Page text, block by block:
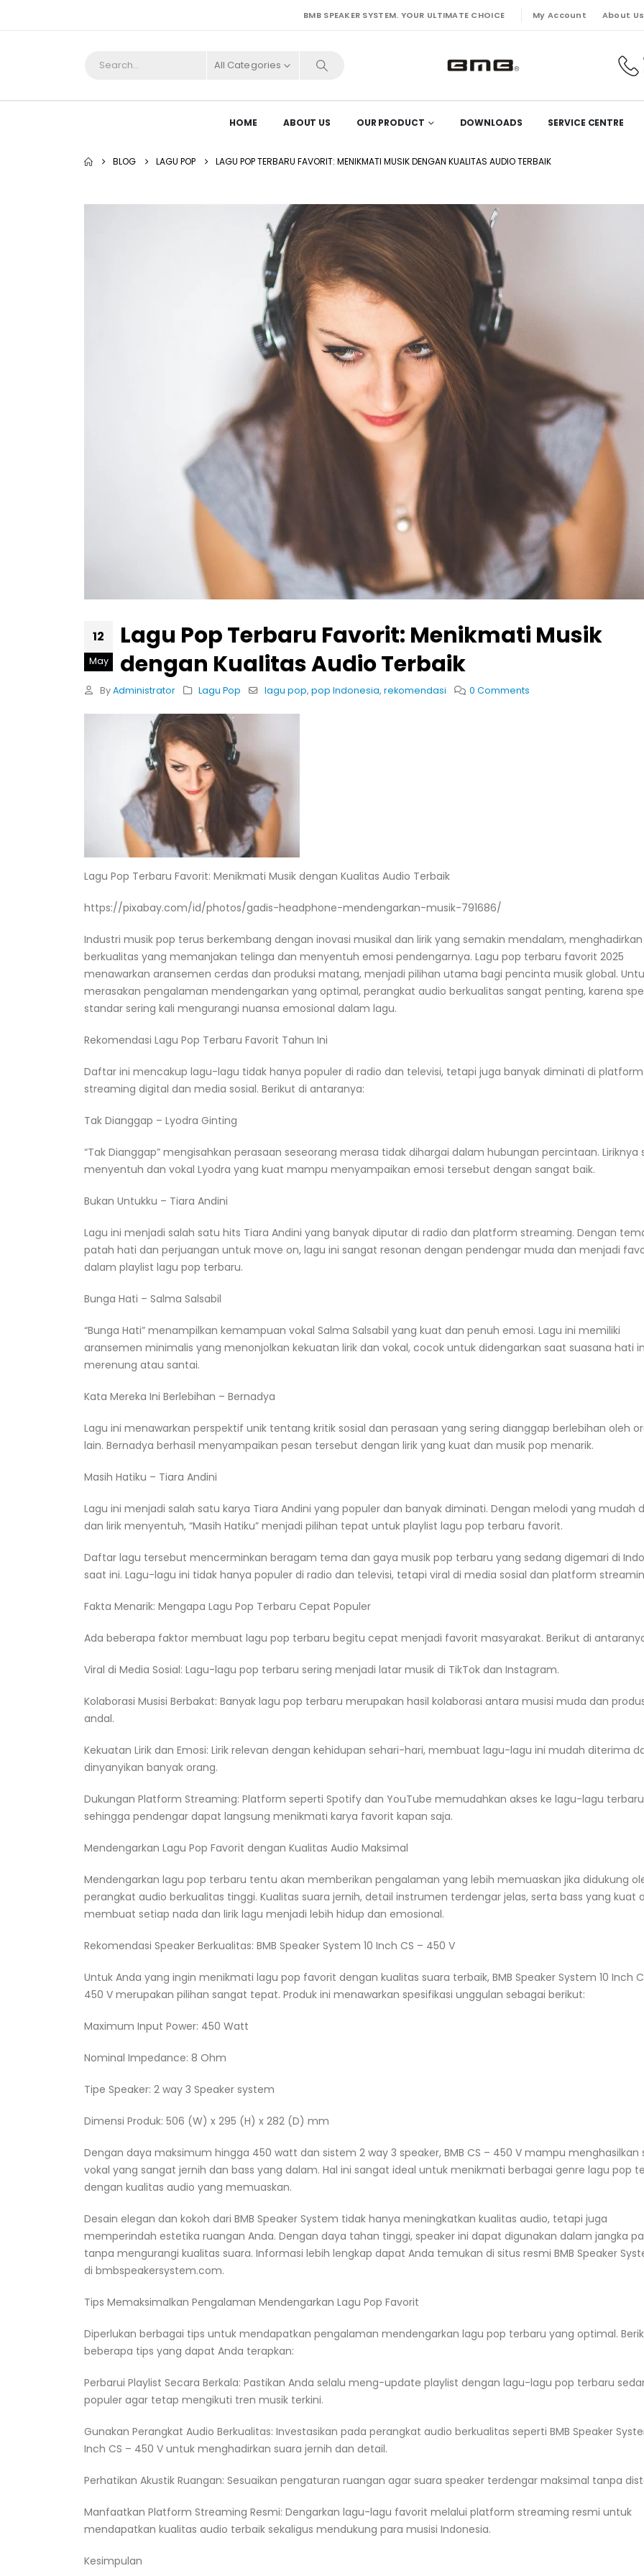
BMB SPEAKER SYSTEM. YOUR ULTIMATE CHOICE My Account About Us
All Categories
HOME ABOUT US OUR PRODUCT DOWNLOADS SERVICE CENTRE
BLOG LAGU POP LAGU POP TERBARU FAVORIT: MENIKMATI MUSIK DENGAN KUALITAS AUDIO TERBAIK
12
May
Lagu Pop Terbaru Favorit: Menikmati Musik
dengan Kualitas Audio Terbaik
By Administrator Lagu Pop lagu pop, pop Indonesia, rekomendasi 0 Comments
Lagu Pop Terbaru Favorit: Menikmati Musik dengan Kualitas Audio Terbaik
https://pixabay.com/id/photos/gadis-headphone-mendengarkan-musik-791686/
Industri musik pop terus berkembang dengan inovasi musikal dan lirik yang semakin mendalam,
berkualitas yang memanjakan telinga dan menyentuh emosi pendengarnya. Lagu pop terbaru favorit 2025
menawarkan aransemen cerdas dan produksi matang, menjadi pilihan utama bagi pencinta musik global.
merasakan pengalaman mendengarkan yang optimal, perangkat audio berkualitas sangat penting, karena
standar sering kali mengurangi nuansa emosional dalam lagu.
Rekomendasi Lagu Pop Terbaru Favorit Tahun Ini
Daftar ini mencakup lagu-lagu tidak hanya populer di radio dan televisi, tetapi juga banyak diminati di platform
streaming digital dan media sosial. Berikut di antaranya:
Tak Dianggap – Lyodra Ginting
“Tak Dianggap” mengisahkan perasaan seseorang merasa tidak dihargai dalam hubungan percintaan. Liriknya
menyentuh dan vokal Lyodra yang kuat mampu menyampaikan emosi tersebut dengan sangat baik.
Bukan Untukku – Tiara Andini
Lagu ini menjadi salah satu hits Tiara Andini yang banyak diputar di radio dan platform streaming. Dengan
patah hati dan perjuangan untuk move on, lagu ini sangat resonan dengan pendengar muda dan menjadi
dalam playlist lagu pop terbaru.
Bunga Hati – Salma Salsabil
“Bunga Hati” menampilkan kemampuan vokal Salma Salsabil yang kuat dan penuh emosi. Lagu ini memiliki
aransemen minimalis yang menonjolkan kekuatan lirik dan vokal, cocok untuk didengarkan saat suasana hati
merenung atau santai.
Kata Mereka Ini Berlebihan – Bernadya
Lagu ini menawarkan perspektif unik tentang kritik sosial dan perasaan yang sering dianggap berlebihan oleh
lain. Bernadya berhasil menyampaikan pesan tersebut dengan lirik yang kuat dan musik pop menarik.
Masih Hatiku – Tiara Andini
Lagu ini menjadi salah satu karya Tiara Andini yang populer dan banyak diminati. Dengan melodi yang mudah
dan lirik menyentuh, “Masih Hatiku” menjadi pilihan tepat untuk playlist lagu pop terbaru favorit.
Daftar lagu tersebut mencerminkan beragam tema dan gaya musik pop terbaru yang sedang digemari di
saat ini. Lagu-lagu ini tidak hanya populer di radio dan televisi, tetapi viral di media sosial dan platform
Fakta Menarik: Mengapa Lagu Pop Terbaru Cepat Populer
Ada beberapa faktor membuat lagu pop terbaru begitu cepat menjadi favorit masyarakat. Berikut di
Viral di Media Sosial: Lagu-lagu pop terbaru sering menjadi latar musik di TikTok dan Instagram.
Kolaborasi Musisi Berbakat: Banyak lagu pop terbaru merupakan hasil kolaborasi antara musisi muda dan
andal.
Kekuatan Lirik dan Emosi: Lirik relevan dengan kehidupan sehari-hari, membuat lagu-lagu ini mudah diterima
dinyanyikan banyak orang.
Dukungan Platform Streaming: Platform seperti Spotify dan YouTube memudahkan akses ke lagu-lagu
sehingga pendengar dapat langsung menikmati karya favorit kapan saja.
Mendengarkan Lagu Pop Favorit dengan Kualitas Audio Maksimal
Mendengarkan lagu pop terbaru tentu akan memberikan pengalaman yang lebih memuaskan jika didukung
perangkat audio berkualitas tinggi. Kualitas suara jernih, detail instrumen terdengar jelas, serta bass yang kuat
membuat setiap nada dan lirik lagu menjadi lebih hidup dan emosional.
Rekomendasi Speaker Berkualitas: BMB Speaker System 10 Inch CS – 450 V
Untuk Anda yang ingin menikmati lagu pop favorit dengan kualitas suara terbaik, BMB Speaker System 10 Inch
450 V merupakan pilihan sangat tepat. Produk ini menawarkan spesifikasi unggulan sebagai berikut:
Maximum Input Power: 450 Watt
Nominal Impedance: 8 Ohm
Tipe Speaker: 2 way 3 Speaker system
Dimensi Produk: 506 (W) x 295 (H) x 282 (D) mm
Dengan daya maksimum hingga 450 watt dan sistem 2 way 3 speaker, BMB CS – 450 V mampu menghasilkan
vokal yang sangat jernih dan bass yang dalam. Hal ini sangat ideal untuk menikmati berbagai genre lagu pop
dengan kualitas audio yang memuaskan.
Desain elegan dan kokoh dari BMB Speaker System tidak hanya meningkatkan kualitas audio, tetapi juga
memperindah estetika ruangan Anda. Dengan daya tahan tinggi, speaker ini dapat digunakan dalam jangka
tanpa mengurangi kualitas suara. Informasi lebih lengkap dapat Anda temukan di situs resmi BMB Speaker
di bmbspeakersystem.com.
Tips Memaksimalkan Pengalaman Mendengarkan Lagu Pop Favorit
Diperlukan berbagai tips untuk mendapatkan pengalaman mendengarkan lagu pop terbaru yang optimal.
beberapa tips yang dapat Anda terapkan:
Perbarui Playlist Secara Berkala: Pastikan Anda selalu meng-update playlist dengan lagu-lagu pop terbaru
populer agar tetap mengikuti tren musik terkini.
Gunakan Perangkat Audio Berkualitas: Investasikan pada perangkat audio berkualitas seperti BMB Speaker
Inch CS – 450 V untuk menghadirkan suara jernih dan detail.
Perhatikan Akustik Ruangan: Sesuaikan pengaturan ruangan agar suara speaker terdengar maksimal tanpa
Manfaatkan Platform Streaming Resmi: Dengarkan lagu-lagu favorit melalui platform streaming resmi untuk
mendapatkan kualitas audio terbaik sekaligus mendukung para musisi Indonesia.
Kesimpulan